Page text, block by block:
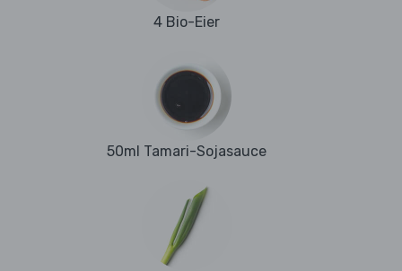
4 Bio-Eier
50ml Tamari-Sojasauce